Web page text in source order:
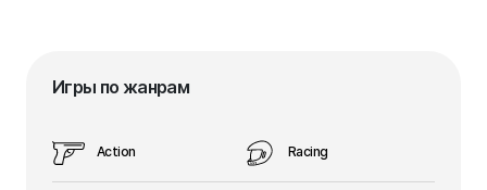
Игры по жанрам
Action Racing